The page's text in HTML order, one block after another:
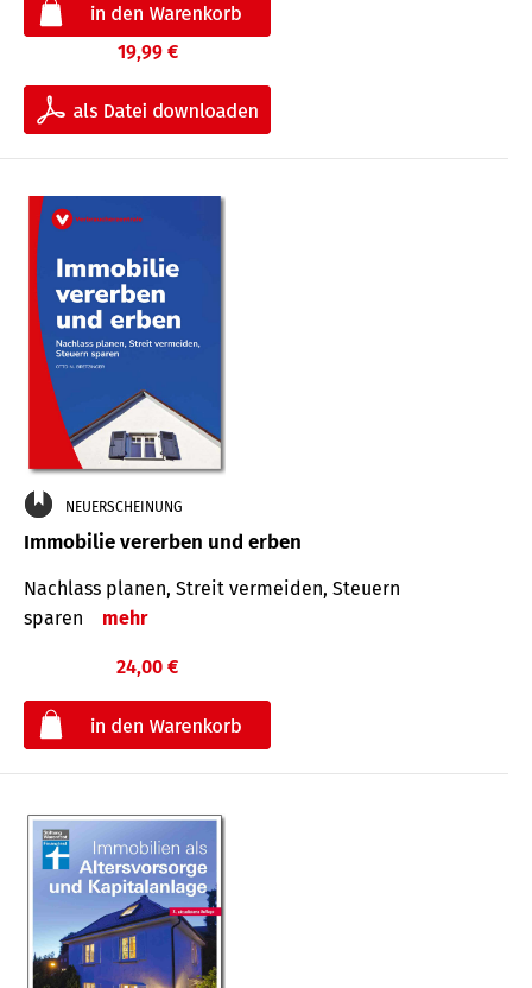
19,99 €
NEUERSCHEINUNG
Immobilie vererben und erben
Nachlass planen, Streit vermeiden, Steuern
sparen
mehr
24,00 €